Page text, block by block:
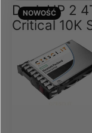
Dysk HP 2
Critical 10K
NOWOŚĆ